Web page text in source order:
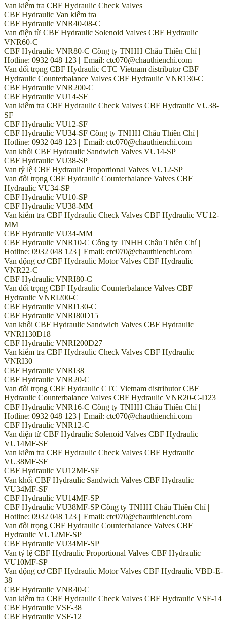
Van kiểm tra CBF Hydraulic Check Valves
CBF Hydraulic Van kiểm tra
CBF Hydraulic VNR40-08-C
Van điện từ CBF Hydraulic Solenoid Valves CBF Hydraulic
VNR60-C
CBF Hydraulic VNR80-C Công ty TNHH Châu Thiên Chí ||
Hotline: 0932 048 123 || Email: ctc070@chauthienchi.com
Van đối trọng CBF Hydraulic CTC Vietnam distributor CBF
Hydraulic Counterbalance Valves CBF Hydraulic VNR130-C
CBF Hydraulic VNR200-C
CBF Hydraulic VU14-SF
Van kiểm tra CBF Hydraulic Check Valves CBF Hydraulic VU38-
SF
CBF Hydraulic VU12-SF
CBF Hydraulic VU34-SF Công ty TNHH Châu Thiên Chí ||
Hotline: 0932 048 123 || Email: ctc070@chauthienchi.com
Van khối CBF Hydraulic Sandwich Valves VU14-SP
CBF Hydraulic VU38-SP
Van tỷ lệ CBF Hydraulic Proportional Valves VU12-SP
Van đối trọng CBF Hydraulic Counterbalance Valves CBF
Hydraulic VU34-SP
CBF Hydraulic VU10-SP
CBF Hydraulic VU38-MM
Van kiểm tra CBF Hydraulic Check Valves CBF Hydraulic VU12-
MM
CBF Hydraulic VU34-MM
CBF Hydraulic VNR10-C Công ty TNHH Châu Thiên Chí ||
Hotline: 0932 048 123 || Email: ctc070@chauthienchi.com
Van động cơ CBF Hydraulic Motor Valves CBF Hydraulic
VNR22-C
CBF Hydraulic VNRI80-C
Van đối trọng CBF Hydraulic Counterbalance Valves CBF
Hydraulic VNRI200-C
CBF Hydraulic VNRI130-C
CBF Hydraulic VNRI80D15
Van khối CBF Hydraulic Sandwich Valves CBF Hydraulic
VNRI130D18
CBF Hydraulic VNRI200D27
Van kiểm tra CBF Hydraulic Check Valves CBF Hydraulic
VNRI30
CBF Hydraulic VNRI38
CBF Hydraulic VNR20-C
Van đối trọng CBF Hydraulic CTC Vietnam distributor CBF
Hydraulic Counterbalance Valves CBF Hydraulic VNR20-C-D23
CBF Hydraulic VNR16-C Công ty TNHH Châu Thiên Chí ||
Hotline: 0932 048 123 || Email: ctc070@chauthienchi.com
CBF Hydraulic VNR12-C
Van điện từ CBF Hydraulic Solenoid Valves CBF Hydraulic
VU14MF-SF
Van kiểm tra CBF Hydraulic Check Valves CBF Hydraulic
VU38MF-SF
CBF Hydraulic VU12MF-SF
Van khối CBF Hydraulic Sandwich Valves CBF Hydraulic
VU34MF-SF
CBF Hydraulic VU14MF-SP
CBF Hydraulic VU38MF-SP Công ty TNHH Châu Thiên Chí ||
Hotline: 0932 048 123 || Email: ctc070@chauthienchi.com
Van đối trọng CBF Hydraulic Counterbalance Valves CBF
Hydraulic VU12MF-SP
CBF Hydraulic VU34MF-SP
Van tỷ lệ CBF Hydraulic Proportional Valves CBF Hydraulic
VU10MF-SP
Van động cơ CBF Hydraulic Motor Valves CBF Hydraulic VBD-E-
38
CBF Hydraulic VNR40-C
Van kiểm tra CBF Hydraulic Check Valves CBF Hydraulic VSF-14
CBF Hydraulic VSF-38
CBF Hydraulic VSF-12